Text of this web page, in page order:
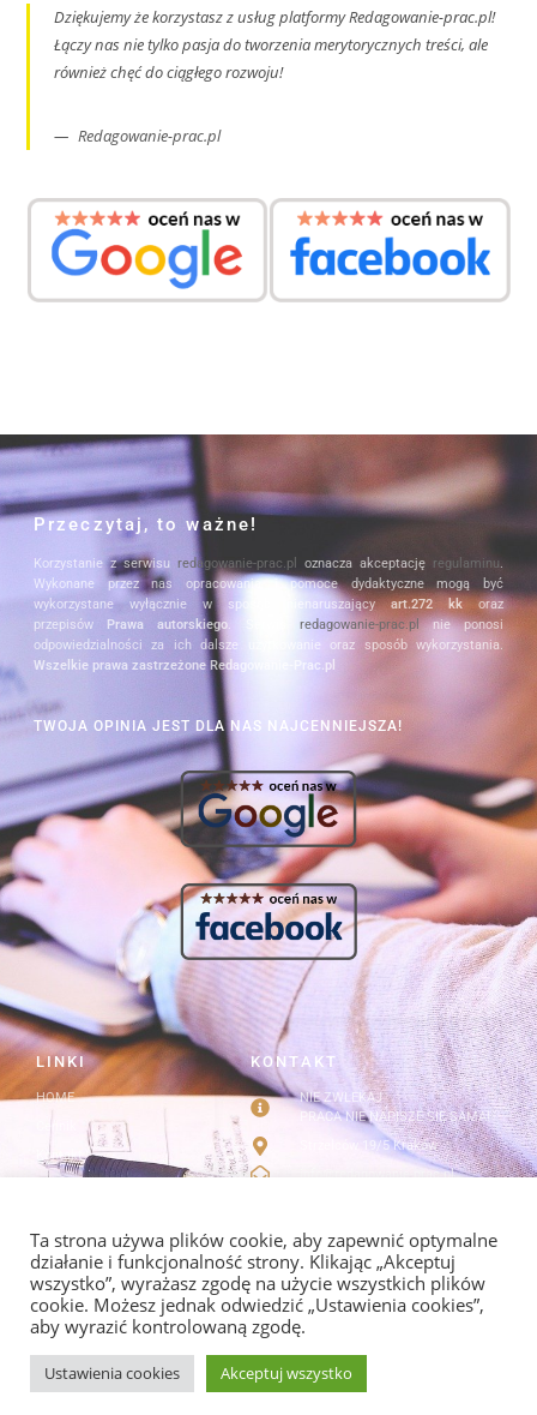
Dziękujemy że korzystasz z usług platformy Redagowanie-prac.pl!
Łączy nas nie tylko pasja do tworzenia merytorycznych treści, ale
również chęć do ciągłego rozwoju!
Redagowanie-prac.pl
KONTAKT
NIE ZWLEKAJ
PRACA NIE NAPISZE SIĘ SAMA!
Strzelców 19/5 Kraków
info@redagowanie-prac.pl
Facebook/redagowaniepracpl
LINKI
HOME
Kontakt
Przeczytaj, to ważne!
Korzystanie z serwisu redagowanie-prac.pl oznacza akceptację regulaminu.
Wykonane przez nas opracowania i pomoce dydaktyczne mogą być
wykorzystane wyłącznie w sposób nienaruszającyart.272 kkoraz
przepisów Prawa autorskiego. Serwis redagowanie-prac.pl nie ponosi
odpowiedzialności za ich dalsze użytkowanie oraz sposób wykorzystania.
Wszelkie prawa zastrzeżone Redagowanie-Prac.pl
TWOJA OPINIA JEST DLA NAS NAJCENNIEJSZA!
© COPYRIGHT 2013-2026, REDAGOWANIE-PRAC.PL. ALL RIGHTS RESERVED. CREATED BY
Ta strona używa plików cookie, aby zapewnić optymalne
działanie i funkcjonalność strony. Klikając „Akceptuj
wszystko”, wyrażasz zgodę na użycie wszystkich plików
cookie. Możesz jednak odwiedzić „Ustawienia cookies”,
aby wyrazić kontrolowaną zgodę.
Ustawienia cookies Akceptuj wszystko